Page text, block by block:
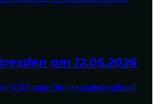
am 12.05.2026